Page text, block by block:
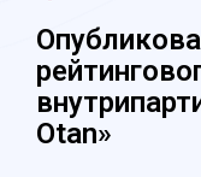
Otan»